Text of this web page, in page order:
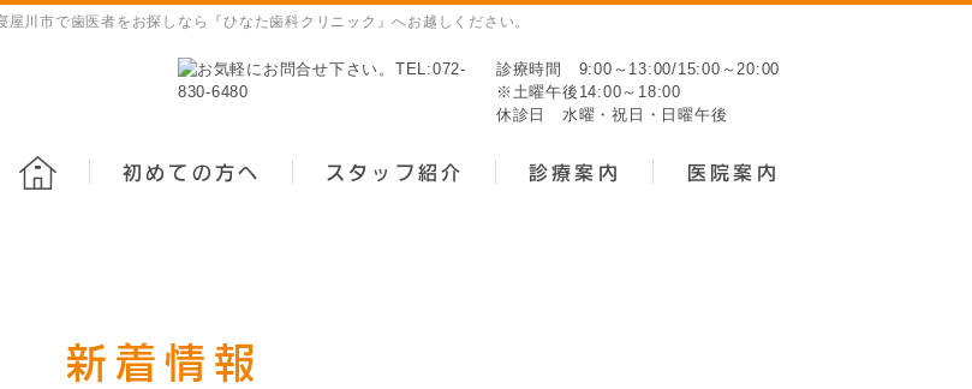
川市で歯医者をお探しなら『ひなた歯科クリニック』へお越しください。
診療時間 9:00～13:00/15:00～20:00
※土曜午後14:00～18:00
休診日 水曜・祝日・日曜午後
初めての方へ スタッフ紹介 診療案内 医院案内
新着情報